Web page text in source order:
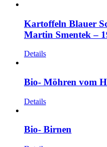
Kartoffeln Blauer
Martin Smentek –
Details
Bio- Möhren vom
Details
Bio- Birnen